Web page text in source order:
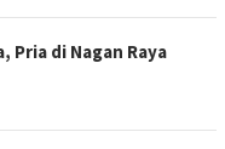
Pria di Nagan Raya